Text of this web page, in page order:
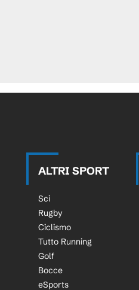
ALTRI SPORT
Sci
Rugby
Ciclismo
Tutto Running
Golf
Bocce
eSports